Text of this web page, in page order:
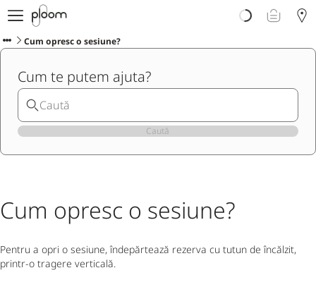
Despre Ploom AURA
Get Started
Ploom Club
Asistență Ploom
Ploom in Magazine Fizice
Ploom Blog
Cum opresc o sesiune?
Cum te putem ajuta?
Caută
Cum opresc o sesiune?
Pentru a opri o sesiune, îndepărtează rezerva cu tutun de încălzit,
printr-o tragere verticală.